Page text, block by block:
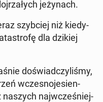
je­ży­nach.
szyb­ciej niż kie­dy­
dla dzikiej
do­świad­czy­li­śmy,
wcze­sno­je­sien­
naszych naj­wcze­śniej­